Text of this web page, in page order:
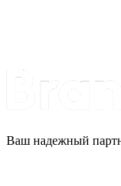
Ваш надежный